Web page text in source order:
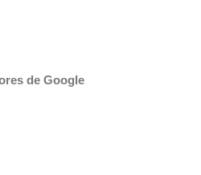
de Google